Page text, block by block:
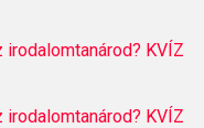
irodalomtanárod? KVÍZ
irodalomtanárod? KVÍZ